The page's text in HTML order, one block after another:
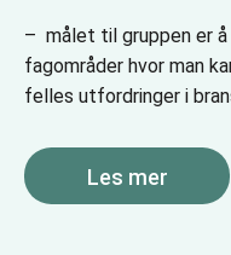
– målet til gruppen er
fagområder hvor man
felles utfordringer i
Les mer